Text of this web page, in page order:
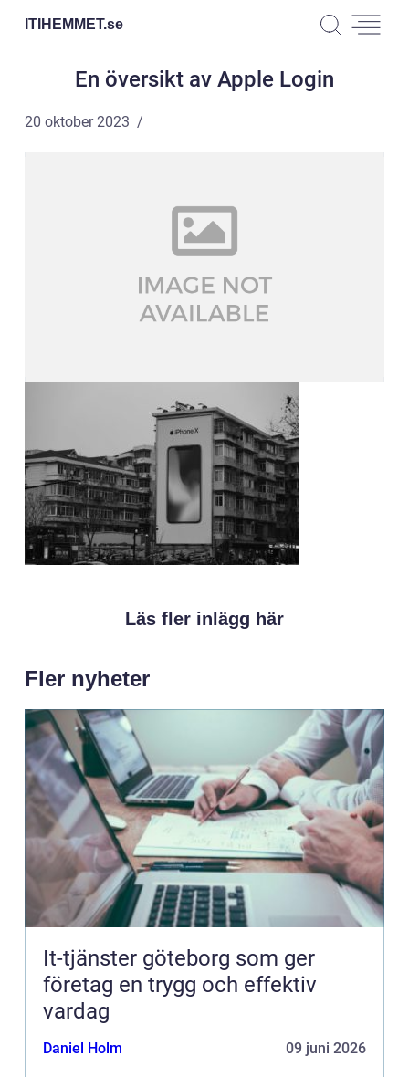
ITIHEMMET.se
En översikt av Apple Login
20 oktober 2023
Läs fler inlägg här
Fler nyheter
It-tjänster göteborg som ger
företag en trygg och effektiv
vardag
Daniel Holm 09 juni 2026